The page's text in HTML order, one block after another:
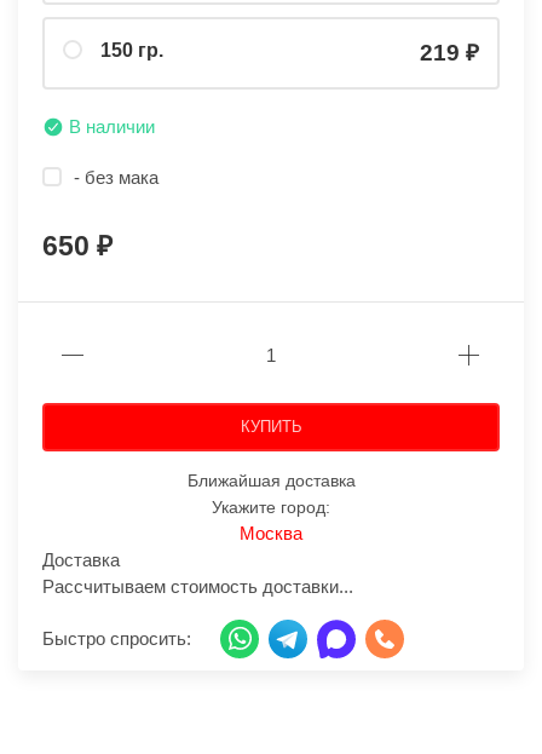
150 гр. 219
В наличии
- без мака
650
КУПИТЬ
Ближайшая доставка
Укажите город:
Москва
Доставка
Рассчитываем стоимость доставки...
Быстро спросить: